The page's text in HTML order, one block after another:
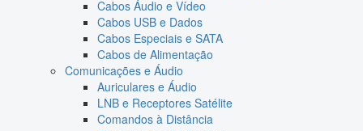
Cabos Áudio e Vídeo
Cabos USB e Dados
Cabos Especiais e SATA
Cabos de Alimentação
Comunicações e Áudio
Auriculares e Áudio
LNB e Receptores Satélite
Comandos à Distância